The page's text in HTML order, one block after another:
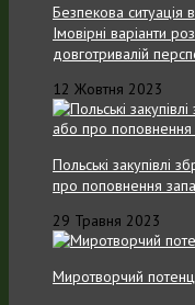
Безпекова ситуація
Імовірні варіанти
довготривалій
12 Жовтня 2023
Польські закупівлі
про поповнення
29 Травня 2023
Миротворчий